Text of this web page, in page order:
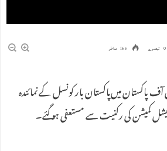
0 تبصرے 165 مناظر
پاکستان میں‌پاکستان بار کونسل کے نمائندہ
کمیشن کی رکنیت سے مستعفی ہو گئے۔